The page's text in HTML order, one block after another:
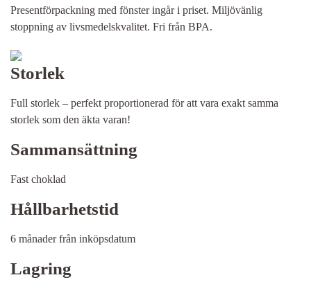
Presentförpackning med fönster ingår i priset. Miljövänlig
stoppning av livsmedelskvalitet. Fri från BPA.
Storlek
Full storlek – perfekt proportionerad för att vara exakt samma
storlek som den äkta varan!
Sammansättning
Fast choklad
Hållbarhetstid
6 månader från inköpsdatum
Lagring